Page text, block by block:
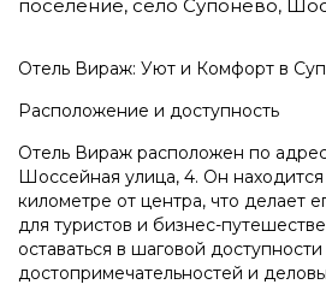
поселение, село Супонево,
Отель Вираж: Уют и Комфорт в
Расположение и доступность
Отель Вираж расположен по
Шоссейная улица, 4. Он
километре от центра, что делает
для туристов и бизнес-
оставаться в шаговой
достопримечательностей и